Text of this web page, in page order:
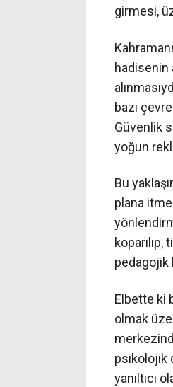
girmesi,
hadisenin
bazı
Güvenlik
yoğun
Bu
plana
pedagojik
Elbette ki
olmak
psikolojik
yanıltıcı